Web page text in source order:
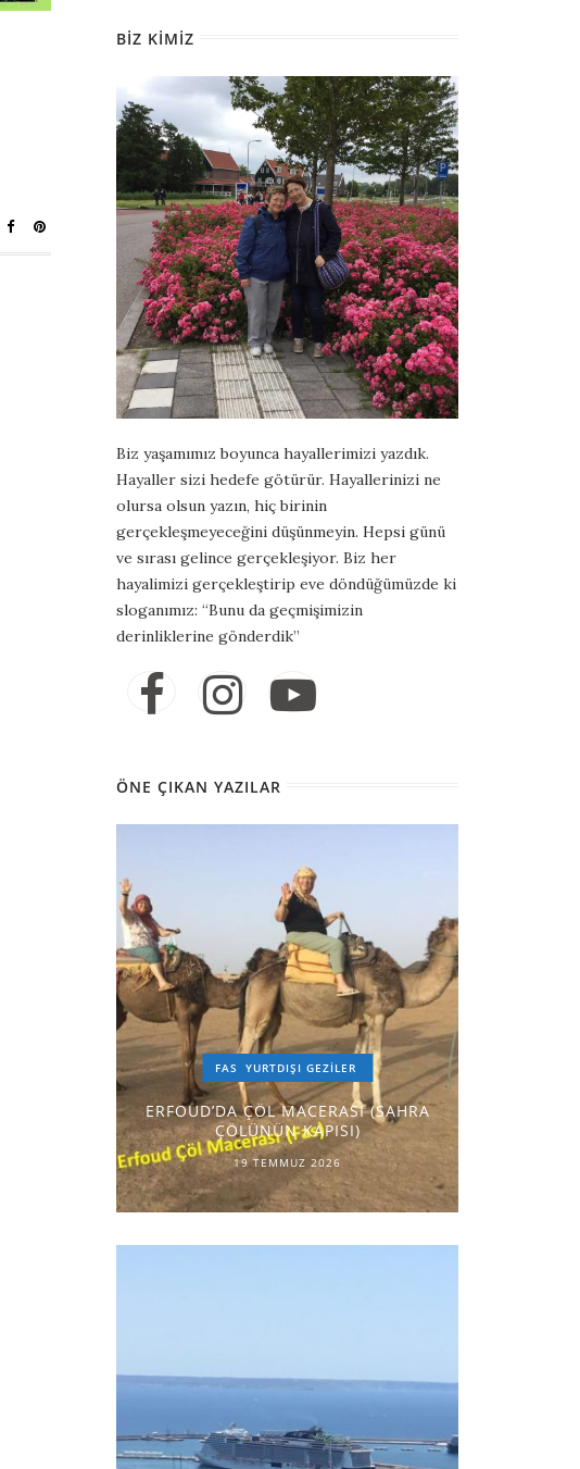
BIZ KIMIZ
Biz yaşamımız boyunca hayallerimizi yazdık.
Hayaller sizi hedefe götürür. Hayallerinizi ne
olursa olsun yazın, hiç birinin
gerçekleşmeyeceğini düşünmeyin. Hepsi günü
ve sırası gelince gerçekleşiyor. Biz her
hayalimizi gerçekleştirip eve döndüğümüzde ki
sloganımız: “Bunu da geçmişimizin
derinliklerine gönderdik”
ÖNE ÇIKAN YAZILAR
FAS YURTDIŞI GEZILER
ERFOUD’DA ÇÖL MACERASI (SAHRA
ÇÖLÜNÜN KAPISI)
19 TEMMUZ 2026